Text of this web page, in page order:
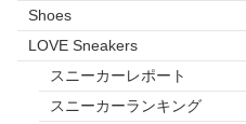
Shoes
LOVE Sneakers
スニーカーレポート
スニーカーランキング